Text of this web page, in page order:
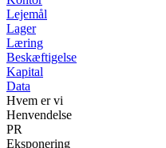
Lejemål
Lager
Læring
Beskæftigelse
Kapital
Data
Hvem er vi
Henvendelse
PR
Eksponering